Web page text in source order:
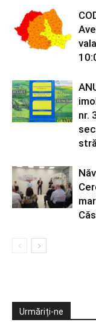
nr.
Urmăriți-ne